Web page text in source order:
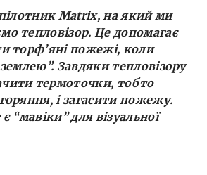
Matrix, на який ми
тепловізор. Це допомагає
торф’яні пожежі, коли
землею”. Завдяки тепловізору
термоточки, тобто
і загасити пожежу.
“мавіки” для візуальної